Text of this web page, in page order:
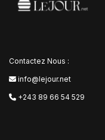
Contactez Nous :
info@lejour.net
+243 89 66 54 529